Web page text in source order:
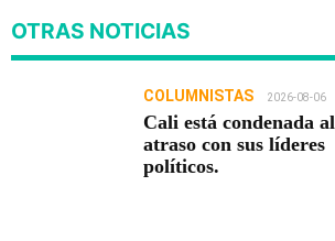
OTRAS NOTICIAS
COLUMNISTAS 2026-08-06
Cali está condenada al
atraso con sus líderes
políticos.